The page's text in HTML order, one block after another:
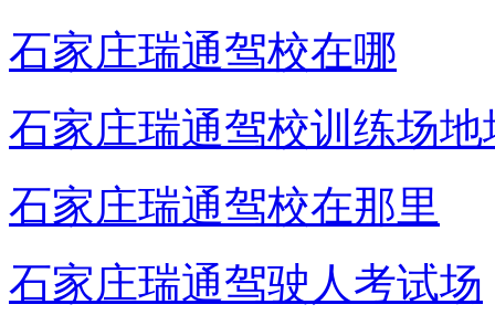
石家庄瑞通驾校在哪
石家庄瑞通驾校训练场地
石家庄瑞通驾校在那里
石家庄瑞通驾驶人考试场